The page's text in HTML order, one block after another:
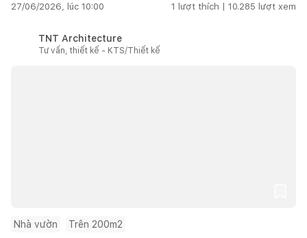
27/06/2026, lúc 10:00 1 lượt thích | 10.285 lượt xem
TNT Architecture
Tư vấn, thiết kế - KTS/Thiết kế
Nhà vườn Trên 200m2